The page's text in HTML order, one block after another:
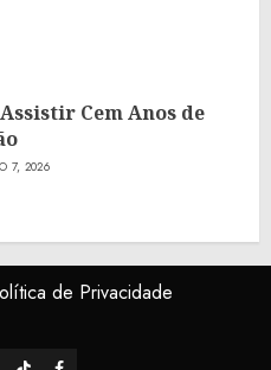
Cem Anos de
7, 2026
de Privacidade
TikTokFacebook